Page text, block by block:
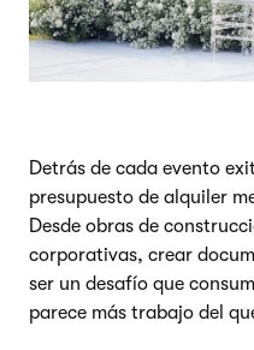
Detrás de cada evento
presupuesto de alquiler
Desde obras de
corporativas, crear
ser un desafío que
parece más trabajo del